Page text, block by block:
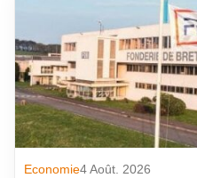
Economie4 Août. 2026